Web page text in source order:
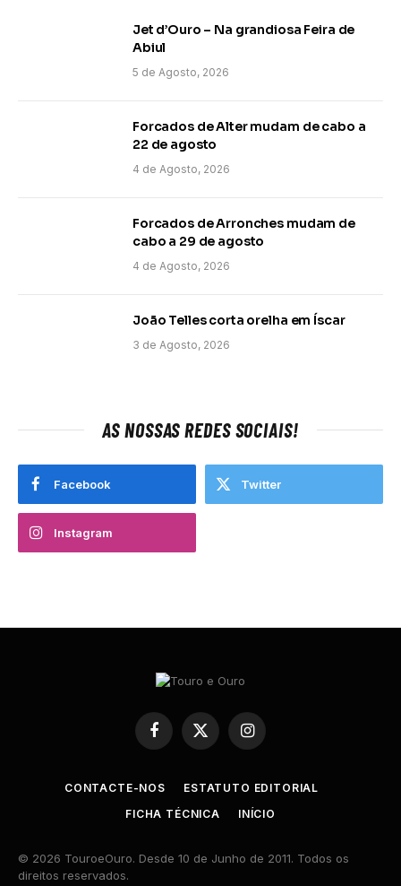
Jet d’Ouro – Na grandiosa Feira de
Abiul
5 de Agosto, 2026
Forcados de Alter mudam de cabo a
22 de agosto
4 de Agosto, 2026
Forcados de Arronches mudam de
cabo a 29 de agosto
4 de Agosto, 2026
João Telles corta orelha em Íscar
3 de Agosto, 2026
AS NOSSAS REDES SOCIAIS!
Facebook Twitter
Instagram
Facebook
X
(Twitter)
Instagram
CONTACTE-NOS
ESTATUTO EDITORIAL
FICHA TÉCNICA
INÍCIO
© 2026 TouroeOuro. Desde 10 de Junho de 2011. Todos os
direitos reservados.